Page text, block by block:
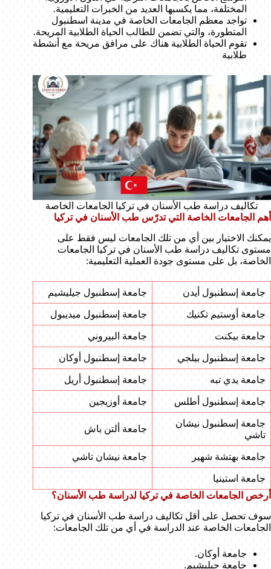
المختلفة، مما يكسبها العديد من الخبرات التعليمية.
تواجد معظم الجامعات الخاصة في مدينة اسطنبول
المتطورة، والتي تضمن للطالب الحياة الطلابية المريحة.
تقوم الحياة الطلابية هناك على مرافق مريحة مع أنشطة
طلابية
تكاليف دراسة طب الأسنان في تركيا الجامعات الخاصة
أهم الجامعات الخاصة التي تدرّس طب الأسنان في تركيا
يمكنك الاختيار بين أي من تلك الجامعات ليس فقط على
مستوى تكاليف دراسة طب الأسنان في تركيا الجامعات
الخاصة، بل على مستوى جودة العملية التعليمية:
جامعة إسطنبول أيدن جامعة إسطنبول جيليشيم
جامعة أوستيم تكنيك جامعة إسطنبول ميديبول
جامعة بيكنت جامعة البيروني
جامعة إسطنبول بيلجي جامعة إسطنبول أوكان
جامعة يدي تبه جامعة إسطنبول أريل
جامعة إسطنبول أطلس جامعة أوزيجين
جامعة إسطنبول نيشان
تاشي
جامعة ألتن باش
جامعة بهتشة شهير جامعة نيشان تاشي
جامعة استينيا
أرخص الجامعات الخاصة في تركيا لدراسة طب الأسنان؟
سوف تحصل على أقل تكاليف دراسة طب الأسنان في تركيا
الجامعات الخاصة عند الدراسة في أي من تلك الجامعات:
جامعة أوكان.
جامعة جيليشيم.